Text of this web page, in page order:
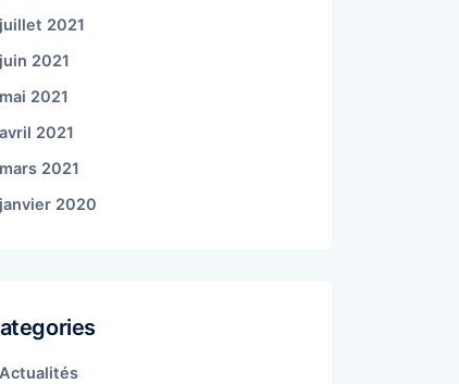
juillet 2021
juin 2021
mai 2021
avril 2021
mars 2021
janvier 2020
Actualités